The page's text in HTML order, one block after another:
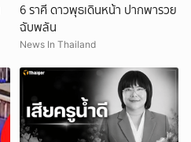
6 ราศี ดาวพุธเดินหน้า ปากพารวย
ฉับพลัน
News In Thailand